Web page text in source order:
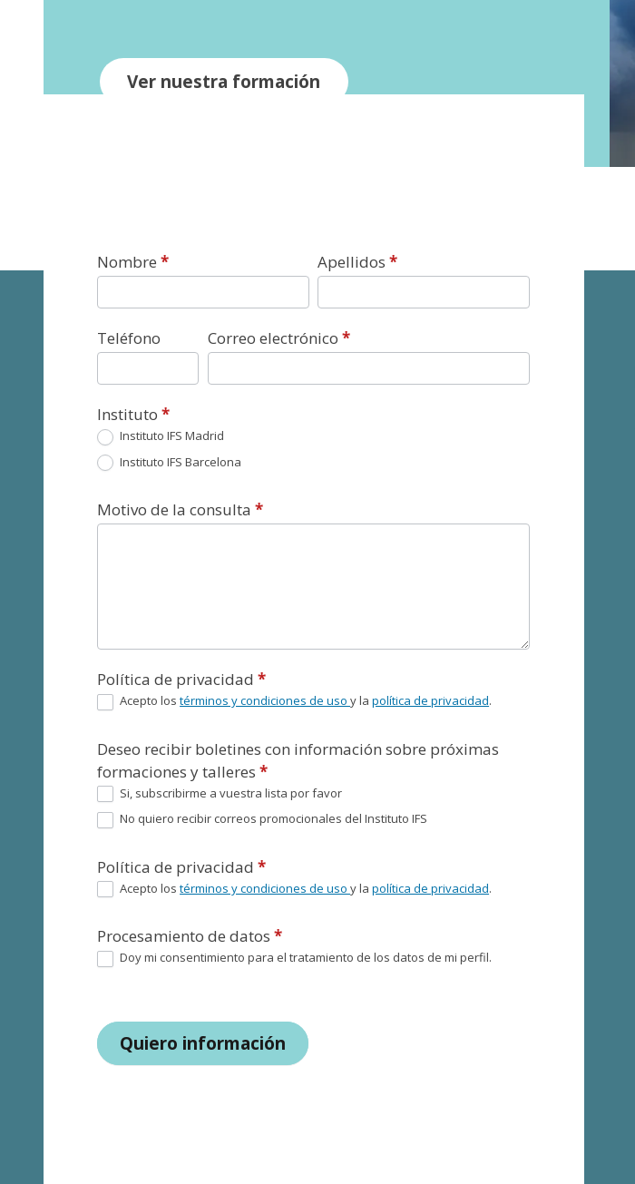
Ver nuestra formación
Contacto
Nombre* Apellidos*
Teléfono Correo electrónico *
Instituto*
Instituto IFS Madrid
Instituto IFS Barcelona
Motivo de la consulta*
Política de privacidad*
Acepto lostérminos y condiciones de usoy lapolítica de privacidad.
Deseo recibir boletines con información sobre próximas
formaciones y talleres*
Si, subscribirme a vuestra lista por favor
No quiero recibir correos promocionales del Instituto IFS
Política de privacidad*
Acepto lostérminos y condiciones de usoy lapolítica de privacidad.
Procesamiento de datos*
Doy mi consentimiento para el tratamiento de los datos de mi perfil.
Quiero información